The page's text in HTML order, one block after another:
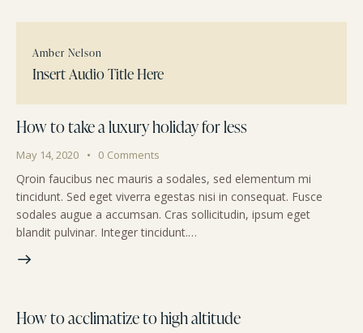
Amber Nelson
Insert Audio Title Here
How to take a luxury holiday for less
May 14, 2020 0 Comments
Qroin faucibus nec mauris a sodales, sed elementum mi
tincidunt. Sed eget viverra egestas nisi in consequat. Fusce
sodales augue a accumsan. Cras sollicitudin, ipsum eget
blandit pulvinar. Integer tincidunt.…
How to acclimatize to high altitude